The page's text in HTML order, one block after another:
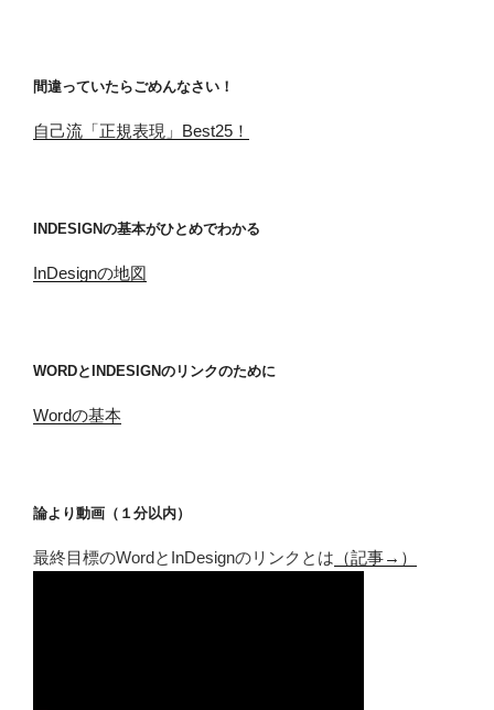
間違っていたらごめんなさい！
自己流「正規表現」Best25！
INDESIGNの基本がひとめでわかる
InDesignの地図
WORDとINDESIGNのリンクのために
Wordの基本
論より動画（１分以内）
最終目標のWordとInDesignのリンクとは （記事→）